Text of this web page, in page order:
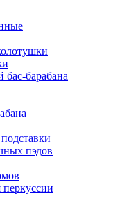
бас-барабана
пэдов